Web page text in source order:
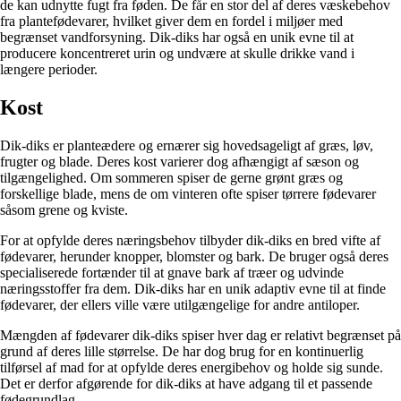
de kan udnytte fugt fra føden. De får en stor del af deres væskebehov
fra plantefødevarer, hvilket giver dem en fordel i miljøer med
begrænset vandforsyning. Dik-diks har også en unik evne til at
producere koncentreret urin og undvære at skulle drikke vand i
længere perioder.
Kost
Dik-diks er planteædere og ernærer sig hovedsageligt af græs, løv,
frugter og blade. Deres kost varierer dog afhængigt af sæson og
tilgængelighed. Om sommeren spiser de gerne grønt græs og
forskellige blade, mens de om vinteren ofte spiser tørrere fødevarer
såsom grene og kviste.
For at opfylde deres næringsbehov tilbyder dik-diks en bred vifte af
fødevarer, herunder knopper, blomster og bark. De bruger også deres
specialiserede fortænder til at gnave bark af træer og udvinde
næringsstoffer fra dem. Dik-diks har en unik adaptiv evne til at finde
fødevarer, der ellers ville være utilgængelige for andre antiloper.
Mængden af fødevarer dik-diks spiser hver dag er relativt begrænset på
grund af deres lille størrelse. De har dog brug for en kontinuerlig
tilførsel af mad for at opfylde deres energibehov og holde sig sunde.
Det er derfor afgørende for dik-diks at have adgang til et passende